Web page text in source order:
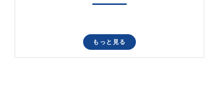
もっと見る